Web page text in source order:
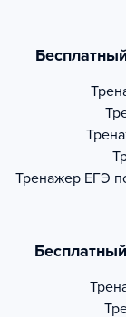
Тренажер ЕГЭ